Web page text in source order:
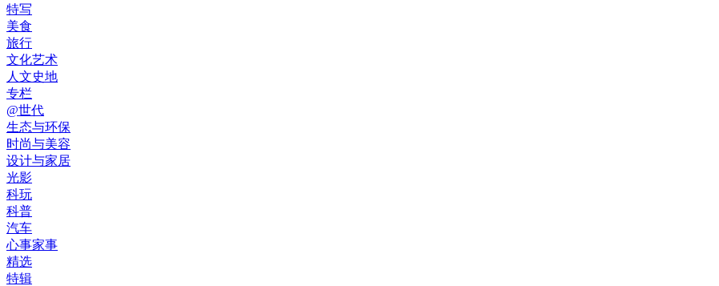
特写
美食
旅行
文化艺术
人文史地
专栏
@世代
生态与环保
时尚与美容
设计与家居
光影
科玩
科普
汽车
心事家事
精选
特辑